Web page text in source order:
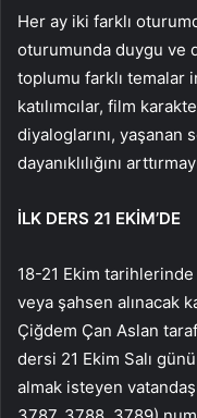
Her ay iki farklı
oturumunda duygu ve
toplumu farklı temalar
katılımcılar, film
diyaloglarını,
dayanıklılığını
İLK DERS 21 EKİM’DE
18-21 Ekim
veya şahsen alınacak
Çiğdem Çan Aslan
dersi 21 Ekim Salı
almak isteyen